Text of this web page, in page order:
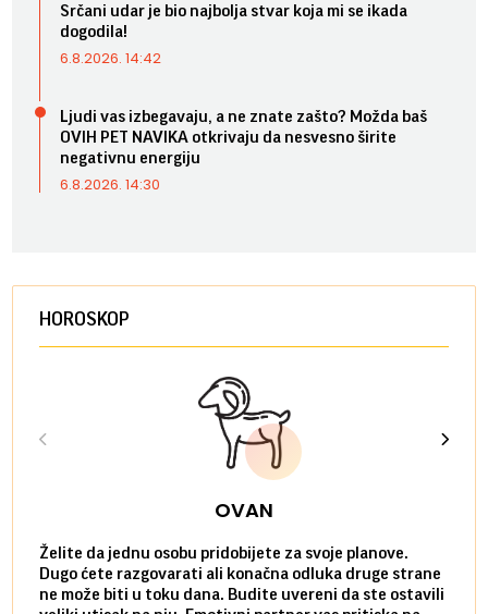
Srčani udar je bio najbolja stvar koja mi se ikada
dogodila!
6.8.2026. 14:42
Ljudi vas izbegavaju, a ne znate zašto? Možda baš
OVIH PET NAVIKA otkrivaju da nesvesno širite
negativnu energiju
6.8.2026. 14:30
HOROSKOP
OVAN
Želite da jednu osobu pridobijete za svoje planove.
Dugo ćete razgovarati ali konačna odluka druge strane
ne može biti u toku dana. Budite uvereni da ste ostavili